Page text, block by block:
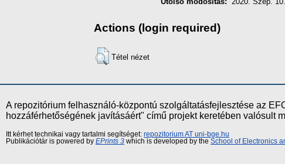
Actions (login required)
Tétel nézet
A repozitórium felhasználó-központú szolgáltatásfejlesztése az
hozzáférhetőségének javításáért" című projekt keretében valósult
Itt kérhet technikai vagy tartalmi segítséget: repozitorium AT uni-bge.hu
Publikációtár is powered by EPrints 3 which is developed by the School of Electronics